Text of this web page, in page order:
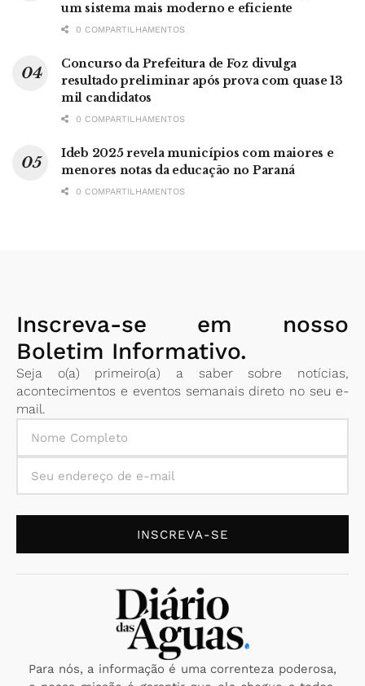
um sistema mais moderno e eficiente
0 COMPARTILHAMENTOS
Concurso da Prefeitura de Foz divulga
resultado preliminar após prova com quase 13
mil candidatos
0 COMPARTILHAMENTOS
Ideb 2025 revela municípios com maiores e
menores notas da educação no Paraná
0 COMPARTILHAMENTOS
Inscreva-se em nosso
Boletim Informativo.
Seja o(a) primeiro(a) a saber sobre notícias,
acontecimentos e eventos semanais direto no seu e-
mail.
INSCREVA-SE
Para nós, a informação é uma correnteza poderosa,